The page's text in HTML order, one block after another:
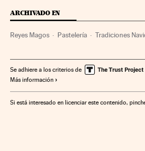
ARCHIVADO EN
Reyes Magos Pastelería Tradiciones
Se adhiere a los criterios de
Más información
Si está interesado en licenciar este contenido,